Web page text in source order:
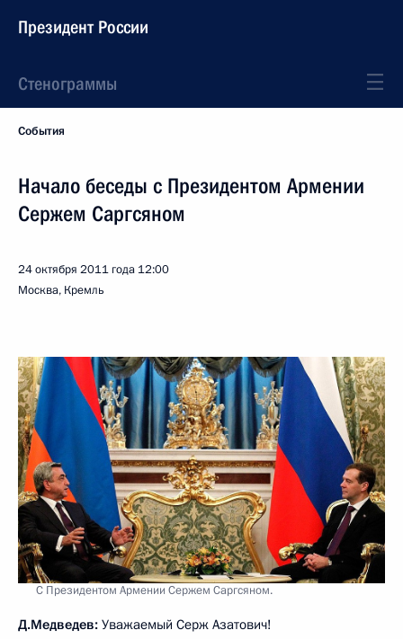
Президент России
Стенограммы
События
Начало беседы с Президентом Армении
Сержем Саргсяном
24 октября 2011 года 12:00
Москва, Кремль
С Президентом Армении Сержем Саргсяном.
Д.Медведев: Уважаемый Серж Азатович!